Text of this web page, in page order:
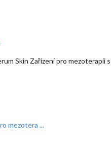
Skin Zařízení pro mezoterapii
mezotera ...